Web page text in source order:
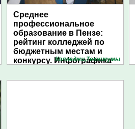
Среднее
профессиональное
образование в Пензе:
рейтинг колледжей по
бюджетным местам и
конкурсу. Инфографика
Колледжи,Техникумы